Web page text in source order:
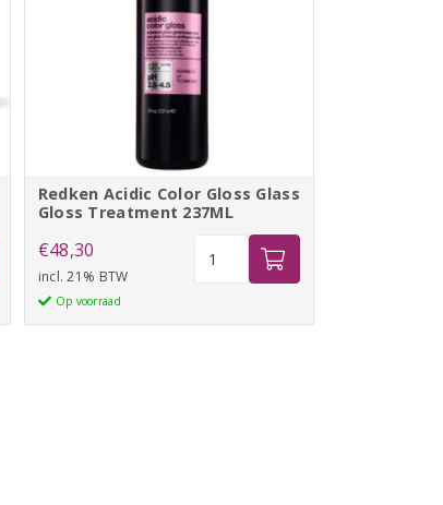
Redken Acidic Color Gloss Glass
Gloss Treatment 237ML
€48,30
incl. 21% BTW
Op voorraad
Gloss